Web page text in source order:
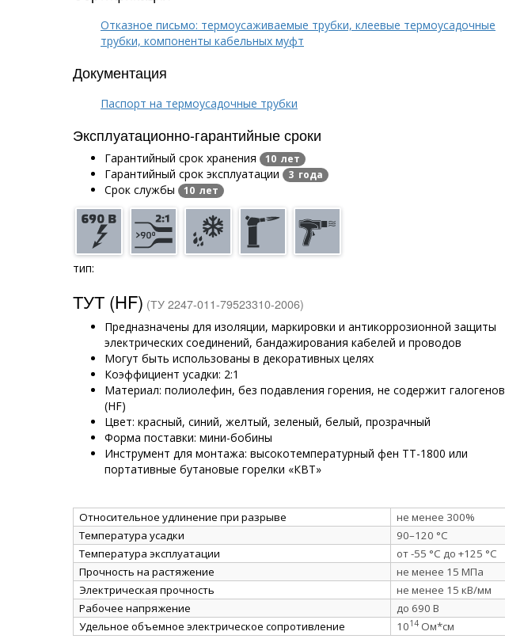
Отказное письмо: термоусаживаемые трубки, клеевые термоусадочные
трубки, компоненты кабельных муфт
Документация
Паспорт на термоусадочные трубки
Эксплуатационно-гарантийные сроки
Гарантийный срок хранения 10 лет
Гарантийный срок эксплуатации 3 года
Срок службы 10 лет
тип:
ТУТ (HF) (ТУ 2247-011-79523310-2006)
Предназначены для изоляции, маркировки и антикоррозионной защиты
электрических соединений, бандажирования кабелей и проводов
Могут быть использованы в декоративных целях
Коэффициент усадки: 2:1
Материал: полиолефин, без подавления горения, не содержит галогенов
(HF)
Цвет: красный, синий, желтый, зеленый, белый, прозрачный
Форма поставки: мини-бобины
Инструмент для монтажа: высокотемпературный фен ТТ-1800 или
портативные бутановые горелки «КВТ»
Относительное удлинение при разрыве
не менее 300%
Температура усадки
90–120 °C
Температура эксплуатации
от -55 °C до +125 °C
Прочность на растяжение
не менее 15 МПа
Электрическая прочность
не менее 15 кВ/мм
Рабочее напряжение
до 690 В
Удельное объемное электрическое сопротивление
1014 Ом*см